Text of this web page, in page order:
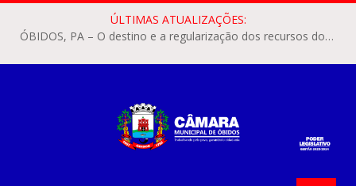
ÚLTIMAS ATUALIZAÇÕES:
ÓBIDOS, PA – O destino e a regularização dos recursos dos Precatórios do FUNDEF (Fundo de Manutenção e Desenvolvimento do Ensino Fundamental e de Valorização do Magistério) voltaram a pautar as discussões na Câmara Municipal de Óbidos.